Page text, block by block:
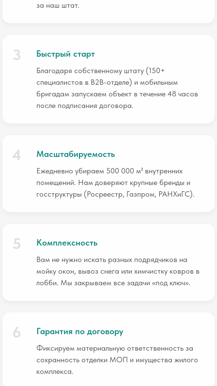
за наш штат.
Быстрый старт
Благодаря собственному штату (150+
специалистов в B2B-отделе) и мобильным
бригадам запускаем объект в течение 48 часов
после подписания договора.
Масштабируемость
Ежедневно убираем 500 000 м² внутренних
помещений. Нам доверяют крупные бренды и
госструктуры (Росреестр, Газпром, РАНХиГС).
Комплексность
Вам не нужно искать разных подрядчиков на
мойку окон, вывоз снега или химчистку ковров в
лобби. Мы закрываем все задачи «под ключ».
Гарантия по договору
Фиксируем материальную ответственность за
сохранность отделки МОП и имущества жилого
комплекса.